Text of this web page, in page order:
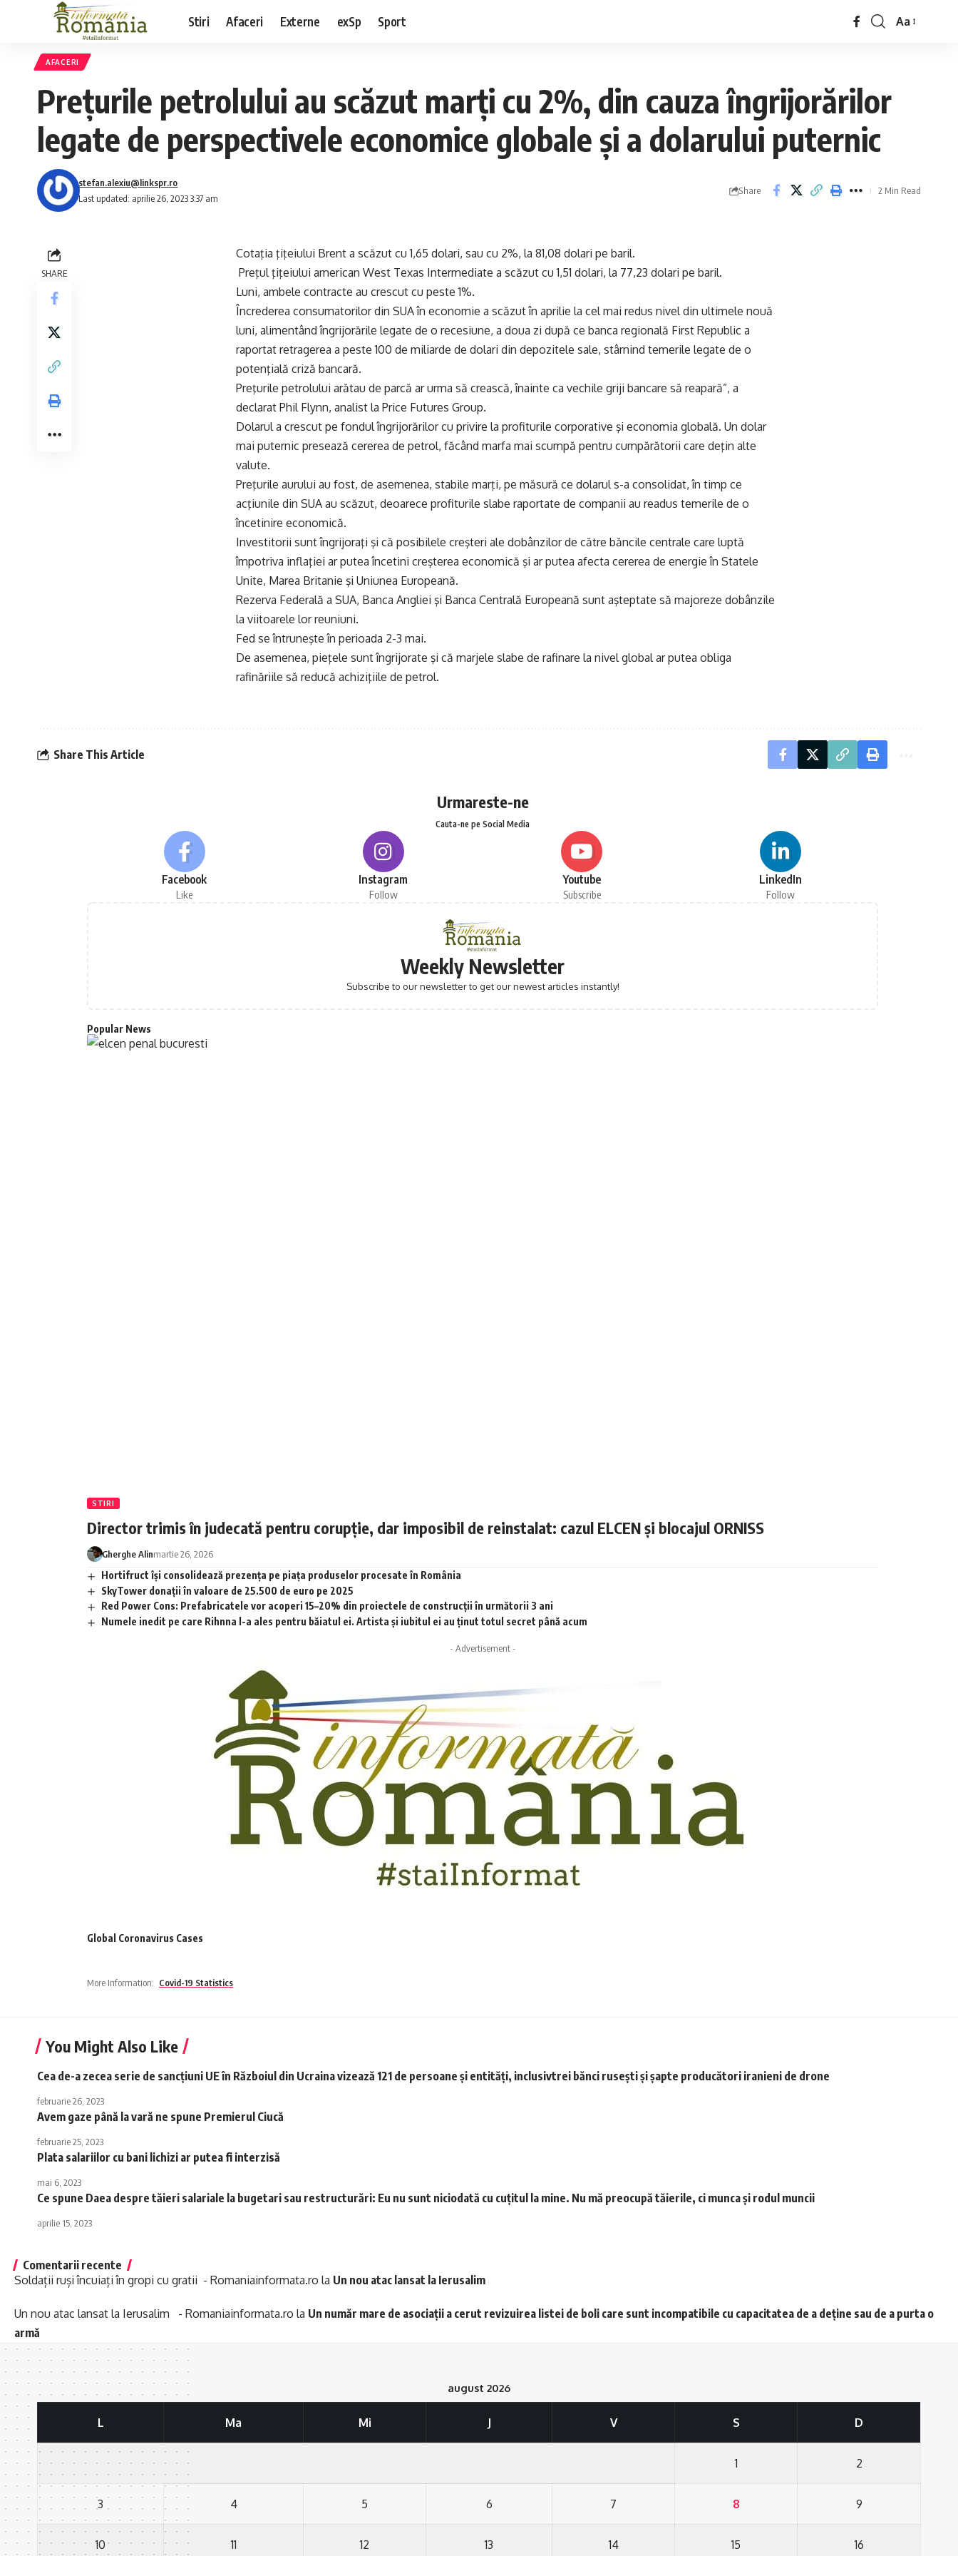
Stiri Afaceri Externe exSp Sport Aa
AFACERI
Preţurile petrolului au scăzut marţi cu 2%, din cauza îngrijorărilor
legate de perspectivele economice globale şi a dolarului puternic
Last updated: aprilie 26, 2023 3:37 am
stefan.alexiu@linkspr.ro
Share 2 Min Read
SHARE
Cotaţia ţiţeiului Brent a scăzut cu 1,65 dolari, sau cu 2%, la 81,08 dolari pe baril.
Preţul ţiţeiului american West Texas Intermediate a scăzut cu 1,51 dolari, la 77,23 dolari pe baril.
Luni, ambele contracte au crescut cu peste 1%.
Încrederea consumatorilor din SUA în economie a scăzut în aprilie la cel mai redus nivel din ultimele nouă
luni, alimentând îngrijorările legate de o recesiune, a doua zi după ce banca regională First Republic a
raportat retragerea a peste 100 de miliarde de dolari din depozitele sale, stârnind temerile legate de o
potenţială criză bancară.
Preţurile petrolului arătau de parcă ar urma să crească, înainte ca vechile griji bancare să reapară”, a
declarat Phil Flynn, analist la Price Futures Group.
Dolarul a crescut pe fondul îngrijorărilor cu privire la profiturile corporative şi economia globală. Un dolar
mai puternic presează cererea de petrol, făcând marfa mai scumpă pentru cumpărătorii care deţin alte
valute.
Preţurile aurului au fost, de asemenea, stabile marţi, pe măsură ce dolarul s-a consolidat, în timp ce
acţiunile din SUA au scăzut, deoarece profiturile slabe raportate de companii au readus temerile de o
încetinire economică.
Investitorii sunt îngrijoraţi şi că posibilele creşteri ale dobânzilor de către băncile centrale care luptă
împotriva inflaţiei ar putea încetini creşterea economică şi ar putea afecta cererea de energie în Statele
Unite, Marea Britanie şi Uniunea Europeană.
Rezerva Federală a SUA, Banca Angliei şi Banca Centrală Europeană sunt aşteptate să majoreze dobânzile
la viitoarele lor reuniuni.
Fed se întruneşte în perioada 2-3 mai.
De asemenea, pieţele sunt îngrijorate şi că marjele slabe de rafinare la nivel global ar putea obliga
rafinăriile să reducă achiziţiile de petrol.
Share This Article
Urmareste-ne
Cauta-ne pe Social Media
Facebook
Like
Instagram
Follow
Youtube
Subscribe
LinkedIn
Follow
Weekly Newsletter
Subscribe to our newsletter to get our newest articles instantly!
Popular News
STIRI
Director trimis în judecată pentru corupție, dar imposibil de reinstalat: cazul ELCEN și blocajul ORNISS
Gherghe Alinmartie 26, 2026
Hortifruct își consolidează prezența pe piața produselor procesate în România
SkyTower donații în valoare de 25.500 de euro pe 2025
Red Power Cons: Prefabricatele vor acoperi 15–20% din proiectele de construcții în următorii 3 ani
Numele inedit pe care Rihnna l-a ales pentru băiatul ei. Artista și iubitul ei au ținut totul secret până acum
- Advertisement -
Global Coronavirus Cases
More Information: Covid-19 Statistics
You Might Also Like
Cea de-a zecea serie de sancţiuni UE în Războiul din Ucraina vizează 121 de persoane şi entităţi, inclusivtrei bănci ruseşti şi şapte producători iranieni de drone
februarie 26, 2023
Avem gaze până la vară ne spune Premierul Ciucă
februarie 25, 2023
Plata salariilor cu bani lichizi ar putea fi interzisă
mai 6, 2023
Ce spune Daea despre tăieri salariale la bugetari sau restructurări: Eu nu sunt niciodată cu cuţitul la mine. Nu mă preocupă tăierile, ci munca şi rodul muncii
aprilie 15, 2023
Comentarii recente
Soldații ruși încuiați în gropi cu gratii - Romaniainformata.ro la Un nou atac lansat la Ierusalim
Un nou atac lansat la Ierusalim - Romaniainformata.ro la Un număr mare de asociații a cerut revizuirea listei de boli care sunt incompatibile cu capacitatea de a deține sau de a purta o
armă
august 2026
L Ma Mi J V S D
1 2
3 4 5 6 7 8 9
10 11 12 13 14 15 16